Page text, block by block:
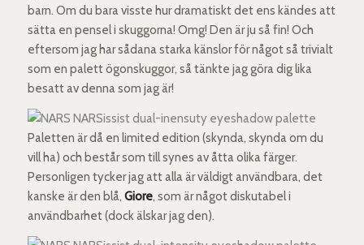
barn. Om du bara visste hur dramatiskt det ens kändes att
sätta en pensel i skuggorna! Omg! Den är ju så fin! Och
eftersom jag har sådana starka känslor för något så trivialt
som en palett ögonskuggor, så tänkte jag göra dig lika
besatt av denna som jag är!
Paletten är då en limited edition (skynda, skynda om du
vill ha) och består som till synes av åtta olika färger.
Personligen tycker jag att alla är väldigt användbara, det
kanske är den blå, Giore, som är något diskutabel i
användbarhet (dock älskar jag den).